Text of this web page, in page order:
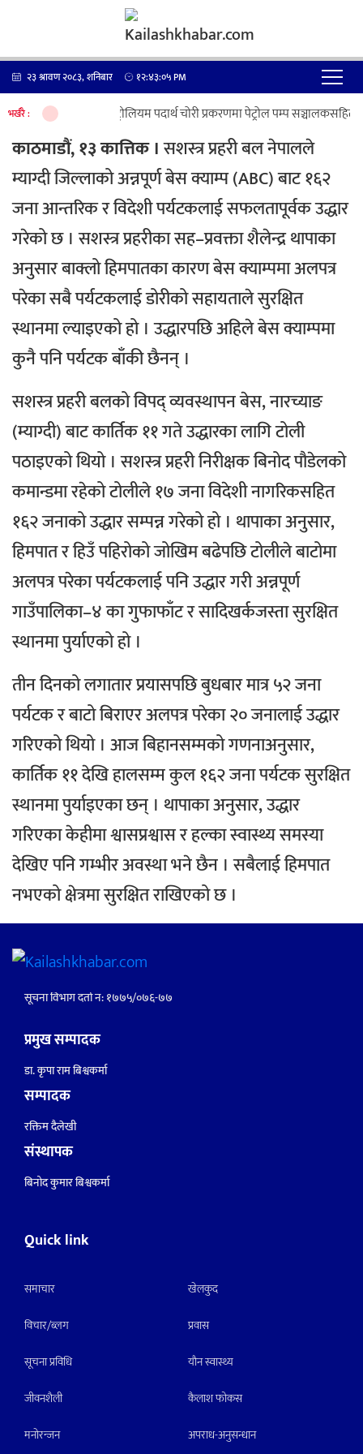
२३ श्रावण २०८३, शनिबार १२:४३:०५PM
भर्खरै : पेट्रोलियम पदार्थ चोरी प्रकरणमा पेट्रोल पम्प सञ्चालकसहित
काठमाडौं, १३ कात्तिक ।सशस्त्र प्रहरी बल नेपालले
म्याग्दी जिल्लाको अन्नपूर्ण बेस क्याम्प (ABC) बाट १६२
जना आन्तरिक र विदेशी पर्यटकलाई सफलतापूर्वक उद्धार
गरेको छ ।सशस्त्र प्रहरीका सह–प्रवक्ता शैलेन्द्र थापाका
अनुसार बाक्लो हिमपातका कारण बेस क्याम्पमा अलपत्र
परेका सबै पर्यटकलाई डोरीको सहायताले सुरक्षित
स्थानमा ल्याइएको हो ।उद्धारपछि अहिले बेस क्याम्पमा
कुनै पनि पर्यटक बाँकी छैनन् ।
सशस्त्र प्रहरी बलको विपद् व्यवस्थापन बेस, नारच्याङ
(म्याग्दी) बाट कार्तिक ११ गते उद्धारका लागि टोली
पठाइएको थियो ।सशस्त्र प्रहरी निरीक्षक बिनोद पौडेलको
कमान्डमा रहेको टोलीले १७ जना विदेशी नागरिकसहित
१६२ जनाको उद्धार सम्पन्न गरेको हो । थापाका अनुसार,
हिमपात र हिउँ पहिरोको जोखिम बढेपछि टोलीले बाटोमा
अलपत्र परेका पर्यटकलाई पनि उद्धार गरी अन्नपूर्ण
गाउँपालिका–४ का गुफाफाँट र सादिखर्कजस्ता सुरक्षित
स्थानमा पुर्याएको हो ।
तीन दिनको लगातार प्रयासपछि बुधबार मात्र ५२ जना
पर्यटक र बाटो बिराएर अलपत्र परेका २० जनालाई उद्धार
गरिएको थियो । आज बिहानसम्मको गणनाअनुसार,
कार्तिक ११ देखि हालसम्म कुल १६२ जना पर्यटक सुरक्षित
स्थानमा पुर्याइएका छन् । थापाका अनुसार, उद्धार
गरिएका केहीमा श्वासप्रश्वास र हल्का स्वास्थ्य समस्या
देखिए पनि गम्भीर अवस्था भने छैन । सबैलाई हिमपात
नभएको क्षेत्रमा सुरक्षित राखिएको छ ।
सूचना विभाग दर्ता नं: १७७५/०७६-७७
प्रमुख सम्पादक
डा. कृपा राम बिश्वकर्मा
सम्पादक
रक्तिम दैलेखी
संस्थापक
बिनोद कुमार बिश्वकर्मा
Quick link
समाचार
विचार/ब्लग
सूचना प्रविधि
जीवनशैली
मनाेरन्जन
खेलकुद
प्रवास
याैन स्वास्थ्य
कैलाश फोकस
अपराध-अनुसन्धान